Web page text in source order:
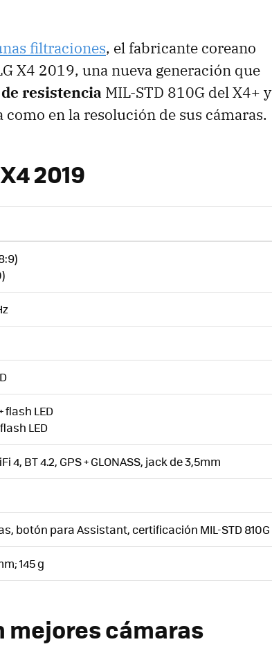
filtraciones, el fabricante coreano
X4 2019, una nueva generación que
resistencia MIL-STD 810G del X4+ y
en la resolución de sus cámaras.
2019
flash LED
LED
4, BT 4.2, GPS + GLONASS, jack de 3,5mm
botón para Assistant, certificación MIL-STD 810G
145 g
mejores cámaras